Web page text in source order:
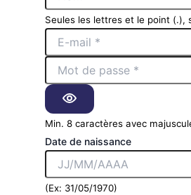
Seules les lettres et le point (.),
Min. 8 caractères avec
Date de naissance
(Ex: 31/05/1970)